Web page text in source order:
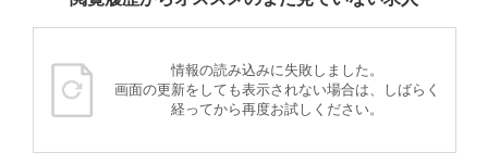
情報の読み込みに失敗しました。
画面の更新をしても表示されない場合は、しばらく
経ってから再度お試しください。